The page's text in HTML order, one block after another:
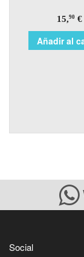
15,90 €
Añadir al
Social